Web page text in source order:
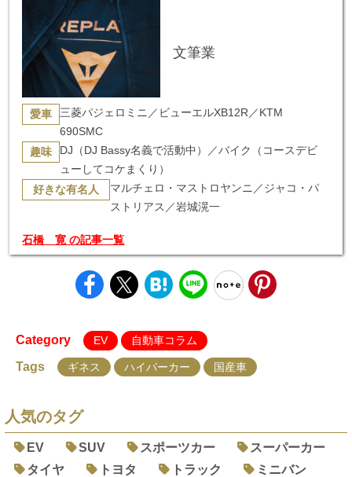
文筆業
愛車
三菱パジェロミニ／ビューエルXB12R／KTM
690SMC
趣味
DJ（DJ Bassy名義で活動中）／バイク（コースデビ
ューしてコケまくり）
好きな有名人
マルチェロ・マストロヤンニ／ジャコ・パ
ストリアス／岩城滉一
石橋 寛 の記事一覧
Category EV 自動車コラム
Tags ギネス ハイパーカー 国産車
人気のタグ
EV SUV スポーツカー
スーパーカー
タイヤ
トヨタ トラック
ミニバン